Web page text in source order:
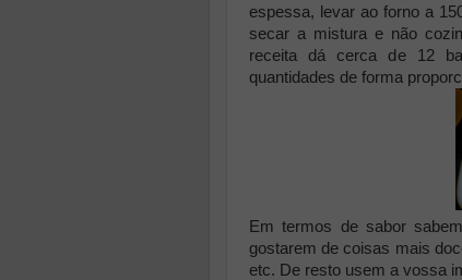
espessa, levar ao forno a
secar a mistura e não
receita dá cerca de 12
quantidades de forma
Em termos de sabor
gostarem de coisas mais
etc. De resto usem a vossa